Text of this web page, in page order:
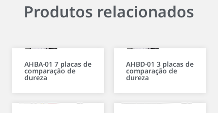
Produtos relacionados
AHBA-01 7 placas de
comparação de
dureza
AHBD-01 3 placas de
comparação de
dureza